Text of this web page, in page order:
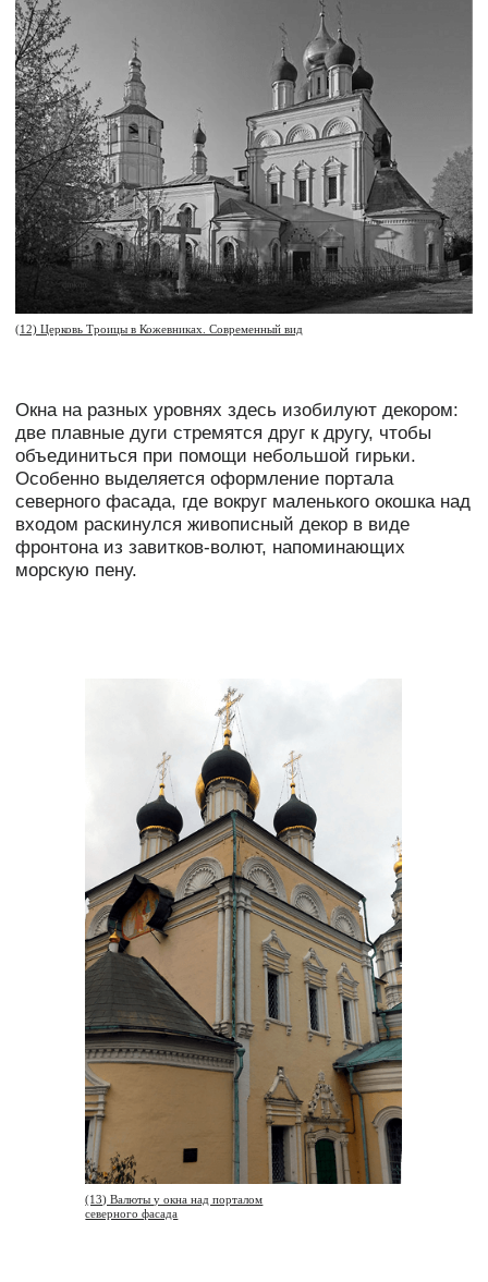
(14) Раковины на фронтоне
Здесь же — характерный для барокко прием
удвоения деталей — колонны выстраиваются
парами. По всему фасаду раскинулись ленты
лепных гирлянд и барельеф с изображением
Архангела Михаила.
(16) Барельеф с Архангелом Михаилом и цветочные гирлянды
перетекает в барокко европеизированное.
Барокко
и классицизм
Глава II
слушать
Это хорошо считывается на контрасте основного
объема храма Живоначальной Троицы с более
поздней колокольней. На ней мы видим, как колонны
приобретают больший объем и несут на себе
антаблемент — верхнюю часть с полосами фриза
и карнизом. Причем антаблемент этот тоже
разрывается, придавая строению живость